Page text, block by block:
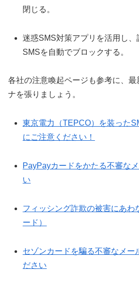
閉じる。
迷惑SMS対策アプリを活用し、
SMSを自動でブロックする。
各社の注意喚起ページも参考に、
ナを張りましょう。
東京電力（TEPCO）を装った
にご注意ください！
PayPayカードをかたる不審な
い
フィッシング詐欺の被害にあわ
ード）
セゾンカードを騙る不審なメー
ださい